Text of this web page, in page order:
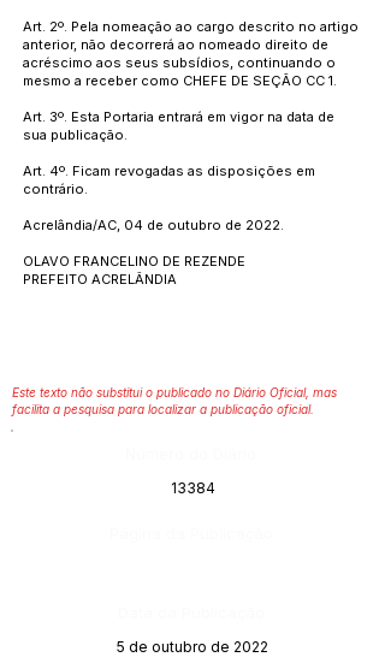
Art. 2º. Pela nomeação ao cargo descrito no artigo
anterior, não decorrerá ao nomeado direito de
acréscimo aos seus subsídios, continuando o
mesmo a receber como CHEFE DE SEÇÃO CC 1.
Art. 3º. Esta Portaria entrará em vigor na data de
sua publicação.
Art. 4º. Ficam revogadas as disposições em
contrário.
Acrelândia/AC, 04 de outubro de 2022.
OLAVO FRANCELINO DE REZENDE
PREFEITO ACRELÂNDIA
Este texto não substitui o publicado no Diário Oficial, mas
facilita a pesquisa para localizar a publicação oficial.
13384
5 de outubro de 2022